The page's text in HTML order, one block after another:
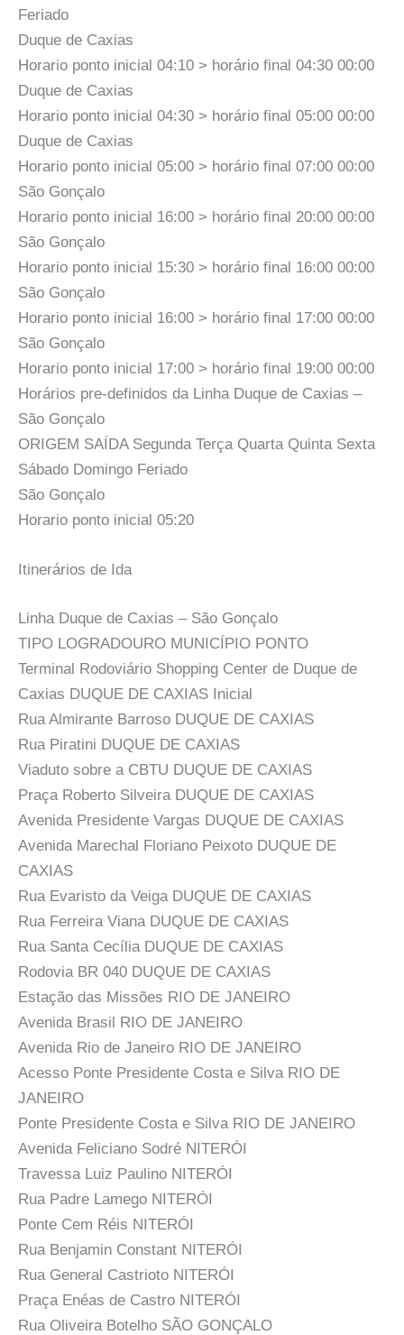
Feriado
Duque de Caxias
Horario ponto inicial 04:10 > horário final 04:30 00:00
Duque de Caxias
Horario ponto inicial 04:30 > horário final 05:00 00:00
Duque de Caxias
Horario ponto inicial 05:00 > horário final 07:00 00:00
São Gonçalo
Horario ponto inicial 16:00 > horário final 20:00 00:00
São Gonçalo
Horario ponto inicial 15:30 > horário final 16:00 00:00
São Gonçalo
Horario ponto inicial 16:00 > horário final 17:00 00:00
São Gonçalo
Horario ponto inicial 17:00 > horário final 19:00 00:00
Horários pre-definidos da Linha Duque de Caxias –
São Gonçalo
ORIGEM SAÍDA Segunda Terça Quarta Quinta Sexta
Sábado Domingo Feriado
São Gonçalo
Horario ponto inicial 05:20
Itinerários de Ida
Linha Duque de Caxias – São Gonçalo
TIPO LOGRADOURO MUNICÍPIO PONTO
Terminal Rodoviário Shopping Center de Duque de
Caxias DUQUE DE CAXIAS Inicial
Rua Almirante Barroso DUQUE DE CAXIAS
Rua Piratini DUQUE DE CAXIAS
Viaduto sobre a CBTU DUQUE DE CAXIAS
Praça Roberto Silveira DUQUE DE CAXIAS
Avenida Presidente Vargas DUQUE DE CAXIAS
Avenida Marechal Floriano Peixoto DUQUE DE
CAXIAS
Rua Evaristo da Veiga DUQUE DE CAXIAS
Rua Ferreira Viana DUQUE DE CAXIAS
Rua Santa Cecília DUQUE DE CAXIAS
Rodovia BR 040 DUQUE DE CAXIAS
Estação das Missões RIO DE JANEIRO
Avenida Brasil RIO DE JANEIRO
Avenida Rio de Janeiro RIO DE JANEIRO
Acesso Ponte Presidente Costa e Silva RIO DE
JANEIRO
Ponte Presidente Costa e Silva RIO DE JANEIRO
Avenida Feliciano Sodré NITERÓI
Travessa Luiz Paulino NITERÓI
Rua Padre Lamego NITERÓI
Ponte Cem Réis NITERÓI
Rua Benjamin Constant NITERÓI
Rua General Castrioto NITERÓI
Praça Enéas de Castro NITERÓI
Rua Oliveira Botelho SÃO GONÇALO